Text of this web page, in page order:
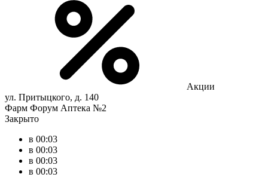
Акции
ул. Притыцкого, д. 140
Фарм Форум Аптека №2
Закрыто
в 00:03
в 00:03
в 00:03
в 00:03